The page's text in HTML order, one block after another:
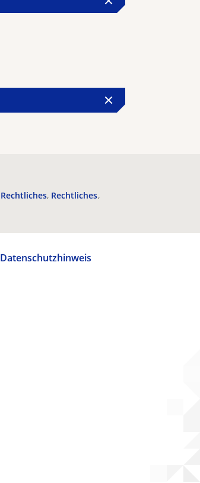
Rechtliches Rechtliches
Datenschutzhinweis